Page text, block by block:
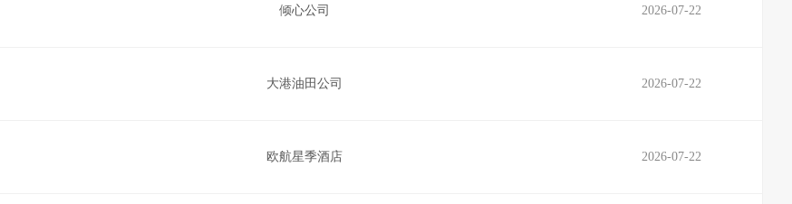
2026-07-22
倾心公司
2026-07-22
大港油田公司
2026-07-22
欧航星季酒店